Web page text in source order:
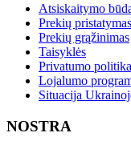
Atsiskaitymo
Prekių pristatymas
Prekių grąžinimas
Taisyklės
Privatumo politika
Lojalumo
Situacija
NOSTRA